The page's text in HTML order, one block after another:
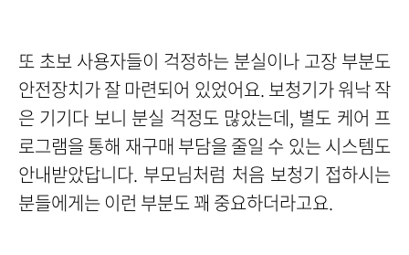
또 초보 사용자들이 걱정하는 분실이나 고장 부분도
안전장치가 잘 마련되어 있었어요. 보청기가 워낙 작
은 기기다 보니 분실 걱정도 많았는데, 별도 케어 프
로그램을 통해 재구매 부담을 줄일 수 있는 시스템도
안내받았답니다. 부모님처럼 처음 보청기 접하시는
분들에게는 이런 부분도 꽤 중요하더라고요.